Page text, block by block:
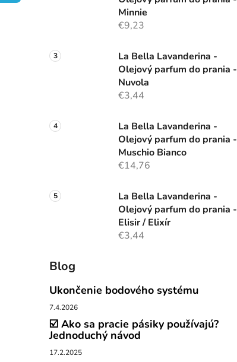
Minnie
€9,23
La Bella Lavanderina -
Olejový parfum do prania -
Nuvola
€3,44
La Bella Lavanderina -
Olejový parfum do prania -
Muschio Bianco
€14,76
La Bella Lavanderina -
Olejový parfum do prania -
Elisir / Elixír
€3,44
Blog
Ukončenie bodového systému
7.4.2026
☑️ Ako sa pracie pásiky používajú?
Jednoduchý návod
17.2.2025